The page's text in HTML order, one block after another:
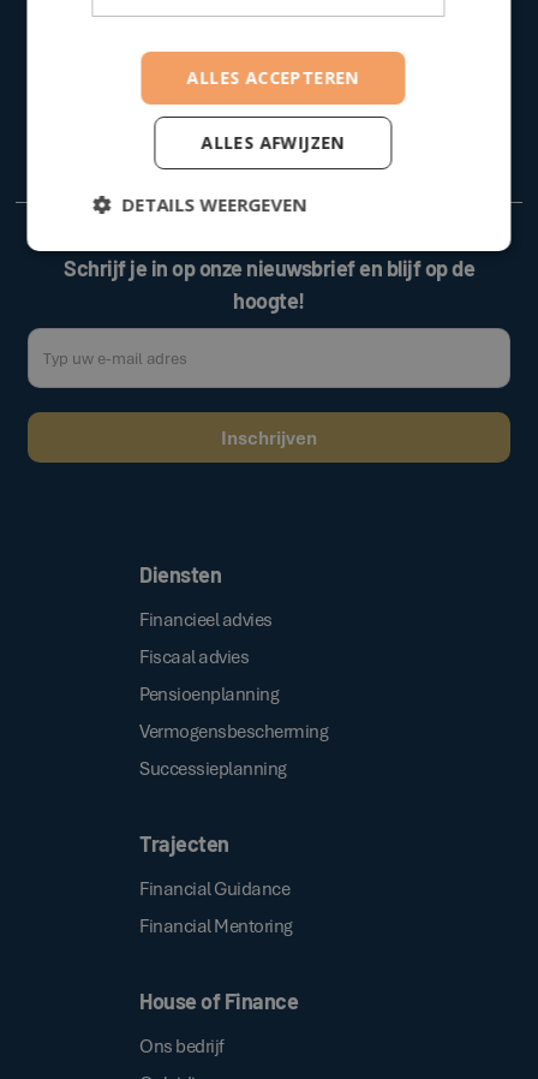
016 79 53 00
info@houseoffinance.be
Mombeekdreef 38, 3500 Hasselt
BTW nummer : 0730 787 211
Schrijf je in op onze nieuwsbrief en blijf op de
hoogte!
Diensten
Financieel advies
Fiscaal advies
Pensioenplanning
Vermogensbescherming
Successieplanning
Trajecten
Financial Guidance
Financial Mentoring
House of Finance
Ons bedrijf
ALLES ACCEPTEREN
ALLES AFWIJZEN
DETAILS WEERGEVEN